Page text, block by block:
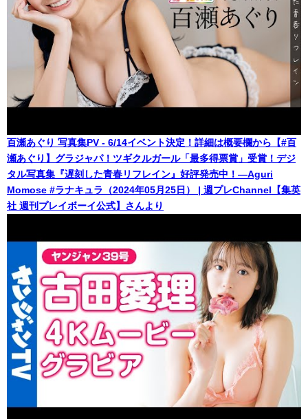
百瀬あぐり 写真集PV - 6/14イベント決定！詳細は概要欄から【#百
瀬あぐり】グラジャパ！ツギクルガール「最多得票賞」受賞！デジ
タル写真集『遅刻した青春リフレイン』好評発売中！―Aguri
Momose #ラナキュラ（2024年05月25日） | 週プレChannel【集英
社 週刊プレイボーイ公式】さんより